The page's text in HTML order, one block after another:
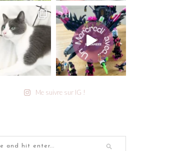
Me suivre sur IG !